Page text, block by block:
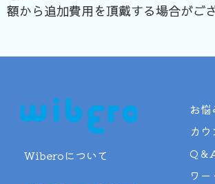
額から追加費用を頂戴する場合がご
Wiberoについて
お
カ
Q＆
ワ